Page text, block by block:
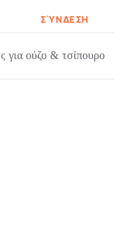
ΣΎΝΔΕΣΗ
για ούζο & τσίπουρο